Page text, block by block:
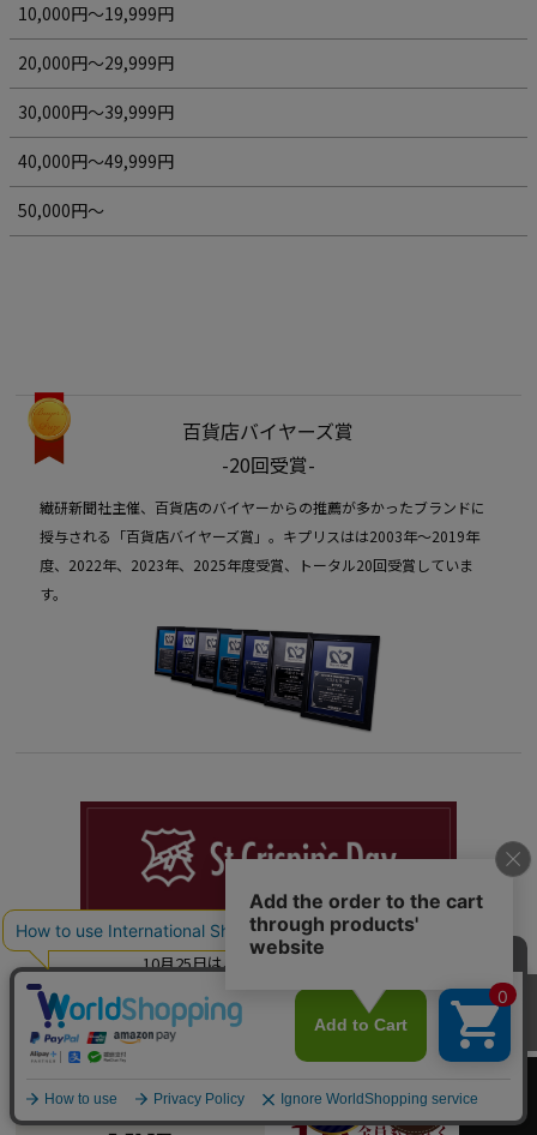
10,000円～19,999円
20,000円～29,999円
30,000円～39,999円
40,000円～49,999円
50,000円～
百貨店バイヤーズ賞
-20回受賞-
繊研新聞社主催、百貨店のバイヤーからの推薦が多かったブランドに
授与される「百貨店バイヤーズ賞」。キプリスはは2003年〜2019年
度、2022年、2023年、2025年度受賞、トータル20回受賞していま
す。
「大切な人に革を贈る日。
10月25日は、サンクリスピンデー」
カートへ